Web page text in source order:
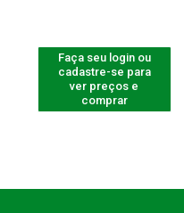
Faça seu login ou
cadastre-se para
ver preços e
comprar